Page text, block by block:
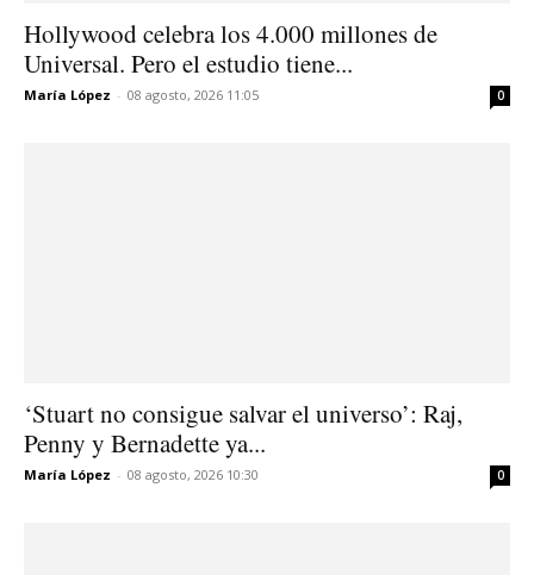
Hollywood celebra los 4.000 millones de
Universal. Pero el estudio tiene...
María López - 08 agosto, 2026 11:05 0
‘Stuart no consigue salvar el universo’: Raj,
Penny y Bernadette ya...
María López - 08 agosto, 2026 10:30 0